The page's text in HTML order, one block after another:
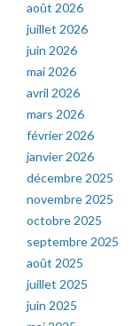
août 2026
juillet 2026
juin 2026
mai 2026
avril 2026
mars 2026
février 2026
janvier 2026
décembre 2025
novembre 2025
octobre 2025
septembre 2025
août 2025
juillet 2025
juin 2025